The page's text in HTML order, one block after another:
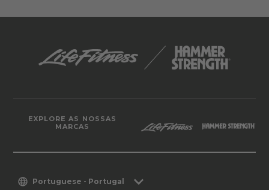
EXPLORE AS NOSSAS
MARCAS
Portuguese - Portugal